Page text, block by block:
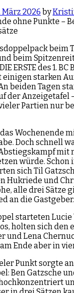
März 2026 by
beim
beim
ERSTE des 1. BC
einigen starken
beiden Tagen
der Anzeigetafel
Partien nur
Wochenende
Doch schnell
mit
würde. Schon
sich Til
Hukriede und
alle drei Sätze
an die Gastgeber.
starteten Lucie
holten sich den
und Lena
Ende aber in
Punkt sorgte
Ben Gatzsche